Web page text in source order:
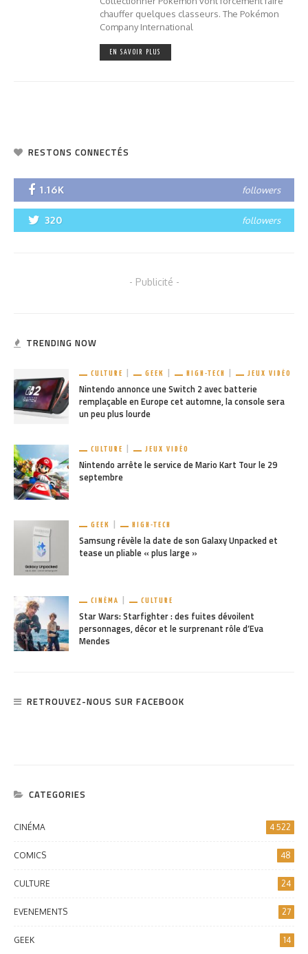
chauffer quelques classeurs. The Pokémon
Company International
EN SAVOIR PLUS
RESTONS CONNECTÉS
1.16K followers
320 followers
- Publicité -
TRENDING NOW
CULTURE GEEK HIGH-TECH JEUX VIDÉO
Nintendo annonce une Switch 2 avec batterie
remplaçable en Europe cet automne, la console sera
un peu plus lourde
CULTURE JEUX VIDÉO
Nintendo arrête le service de Mario Kart Tour le 29
septembre
GEEK HIGH-TECH
Samsung révèle la date de son Galaxy Unpacked et
tease un pliable « plus large »
CINÉMA CULTURE
Star Wars: Starfighter : des fuites dévoilent
personnages, décor et le surprenant rôle d’Eva
Mendes
RETROUVEZ-NOUS SUR FACEBOOK
CATEGORIES
CINÉMA 4 522
COMICS 48
CULTURE 24
EVENEMENTS 27
GEEK 14